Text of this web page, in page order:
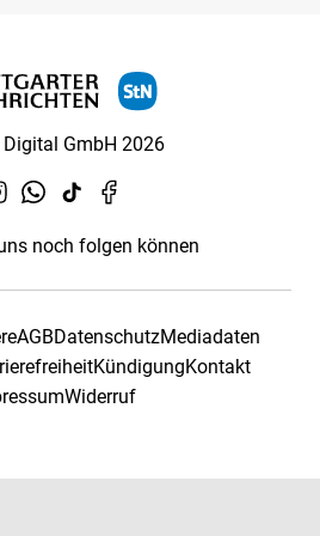
GmbH 2026
noch folgen können
AGBDatenschutzMediadaten
KündigungKontakt
Widerruf